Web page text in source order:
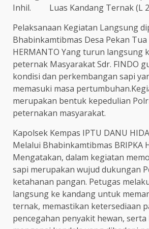
Inhil. Luas Kandang Ternak (L 2
Pelaksanaan Kegiatan Langsung
Bhabinkamtibmas Desa Pekan Tua
HERMANTO Yang turun langsung
peternak Masyarakat Sdr. FINDO
kondisi dan perkembangan sapi
memasuki masa
merupakan bentuk kepedulian
peternakan masyarakat.
Kapolsek Kempas IPTU DANU
Melalui Bhabinkamtibmas BRIPKA
Mengatakan, dalam kegiatan
sapi merupakan wujud dukungan
ketahanan pangan. Petugas
langsung ke kandang untuk
ternak, memastikan ketersediaan
pencegahan penyakit hewan,